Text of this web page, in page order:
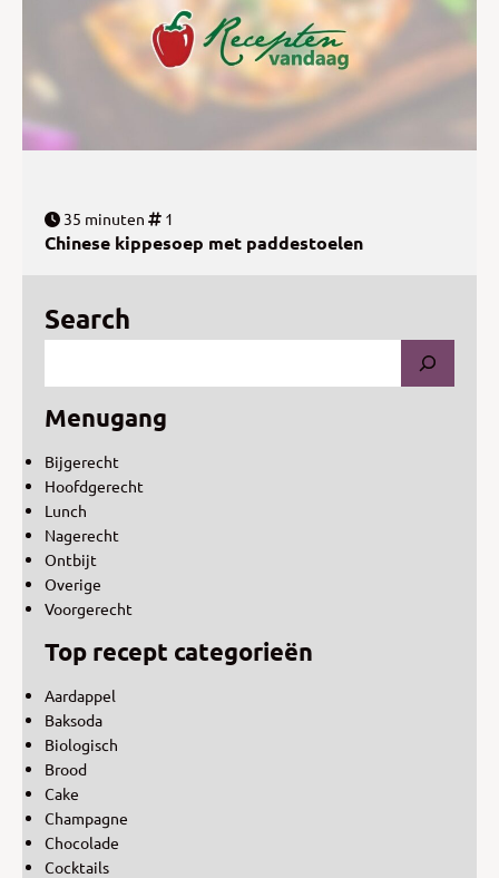
35 minuten 1
Chinese kippesoep met paddestoelen
Search
Menugang
Bijgerecht
Hoofdgerecht
Lunch
Nagerecht
Ontbijt
Overige
Voorgerecht
Top recept categorieën
Aardappel
Baksoda
Biologisch
Brood
Cake
Champagne
Chocolade
Cocktails